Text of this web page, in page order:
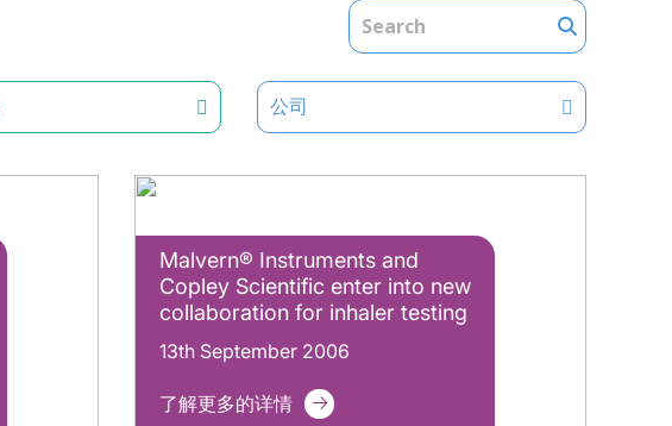
公司
Malvern® Instruments and
Copley Scientific enter into new
collaboration for inhaler testing
13th September 2006
了解更多的详情